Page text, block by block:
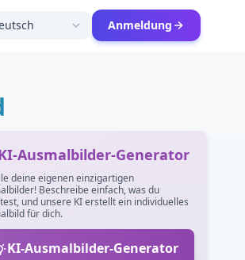
Anmeldung
Ausmalbilder-Generator
deine eigenen einzigartigen
Beschreibe einfach, was du
und unsere KI erstellt ein individuelles
für dich.
KI-Ausmalbilder-Generator